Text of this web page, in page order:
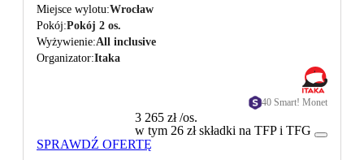
Miejsce wylotu Wrocław
Pokój Pokój 2 os.
Wyżywienie All inclusive
Organizator Itaka
40 Smart! Monet
3 265 zł/os.
w tym 26 zł składki na TFP i TFG
SPRAWDŹ OFERTĘ